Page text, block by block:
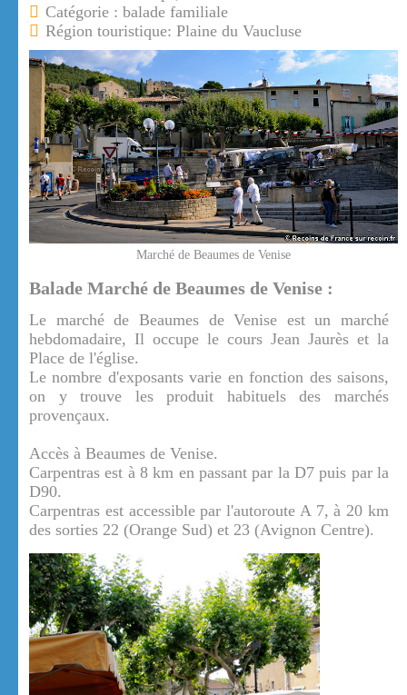
Catégorie : balade familiale
Région touristique: Plaine du Vaucluse
Marché de Beaumes de Venise
Balade Marché de Beaumes de Venise :
Le marché de Beaumes de Venise est un marché
hebdomadaire, Il occupe le cours Jean Jaurès et la
Place de l'église.
Le nombre d'exposants varie en fonction des saisons,
on y trouve les produit habituels des marchés
provençaux.
Accès à Beaumes de Venise.
Carpentras est à 8 km en passant par la D7 puis par la
D90.
Carpentras est accessible par l'autoroute A 7, à 20 km
des sorties 22 (Orange Sud) et 23 (Avignon Centre).